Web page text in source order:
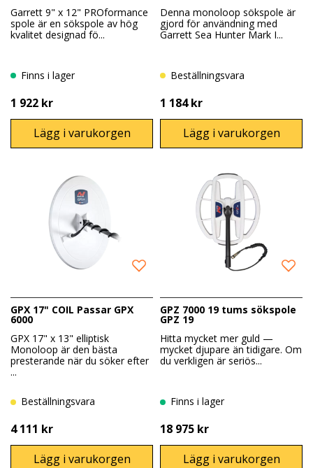
Garrett 9" x 12" PROformance
spole är en sökspole av hög
kvalitet designad fö...
Finns i lager
1 922 kr
Lägg i varukorgen
Denna monoloop sökspole är
gjord för användning med
Garrett Sea Hunter Mark I...
Beställningsvara
1 184 kr
Lägg i varukorgen
GPX 17" COIL Passar GPX
6000
GPX 17" x 13" elliptisk
Monoloop är den bästa
presterande när du söker efter
...
Beställningsvara
4 111 kr
Lägg i varukorgen
GPZ 7000 19 tums sökspole
GPZ 19
Hitta mycket mer guld —
mycket djupare än tidigare. Om
du verkligen är seriös...
Finns i lager
18 975 kr
Lägg i varukorgen